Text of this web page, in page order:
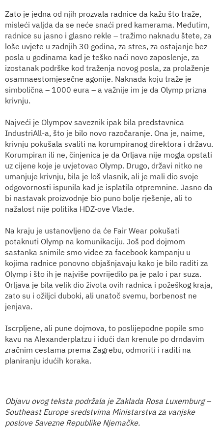
Zato je jedna od njih prozvala radnice da kažu što traže,
misleći valjda da se neće snaći pred kamerama. Međutim,
radnice su jasno i glasno rekle – tražimo naknadu štete, za
loše uvjete u zadnjih 30 godina, za stres, za ostajanje bez
posla u godinama kad je teško naći novo zaposlenje, za
izostanak podrške kod traženja novog posla, za prolaženje
osamnaestomjesečne agonije. Naknada koju traže je
simbolična – 1000 eura – a važnije im je da Olymp prizna
krivnju.
Najveći je Olympov saveznik ipak bila predstavnica
IndustriAll-a, što je bilo novo razočaranje. Ona je, naime,
krivnju pokušala svaliti na korumpiranog direktora i državu.
Korumpiran ili ne, činjenica je da Orljava nije mogla opstati
uz cijene koje je uvjetovao Olymp. Drugo, državi nitko ne
umanjuje krivnju, bila je loš vlasnik, ali je mali dio svoje
odgovornosti ispunila kad je isplatila otpremnine. Jasno da
bi nastavak proizvodnje bio puno bolje rješenje, ali to
nažalost nije politika HDZ-ove Vlade.
Na kraju je ustanovljeno da će Fair Wear pokušati
potaknuti Olymp na komunikaciju. Još pod dojmom
sastanka snimile smo videe za facebook kampanju u
kojima radnice ponovno objašnjavaju kako je bilo raditi za
Olymp i što ih je najviše povrijedilo pa je palo i par suza.
Orljava je bila velik dio života ovih radnica i požeškog kraja,
zato su i ožiljci duboki, ali unatoč svemu, borbenost ne
jenjava.
Iscrpljene, ali pune dojmova, to poslijepodne popile smo
kavu na Alexanderplatzu i idući dan krenule po drndavim
zračnim cestama prema Zagrebu, odmoriti i raditi na
planiranju idućih koraka.
Objavu ovog teksta podržala je Zaklada Rosa Luxemburg –
Southeast Europe sredstvima Ministarstva za vanjske
poslove Savezne Republike Njemačke.